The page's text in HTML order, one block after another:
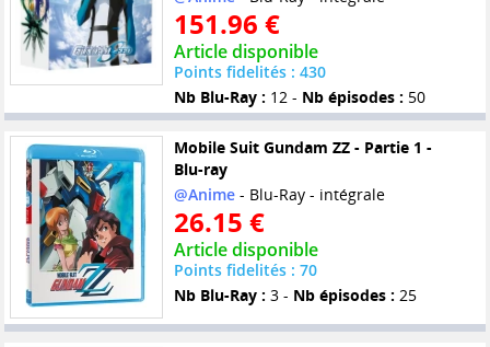
151.96 €
Article disponible
Points fidelités : 430
Nb Blu-Ray : 12 - Nb épisodes : 50
Mobile Suit Gundam ZZ - Partie 1 -
Blu-ray
@Anime- Blu-Ray - intégrale
26.15 €
Article disponible
Points fidelités : 70
Nb Blu-Ray : 3 - Nb épisodes : 25